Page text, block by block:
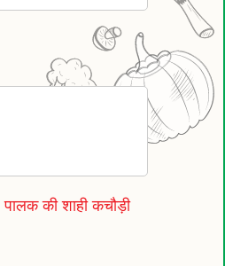
पालक की शाही कचौड़ी